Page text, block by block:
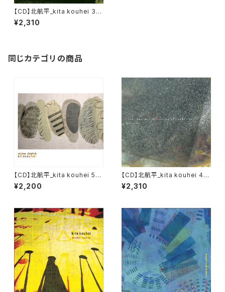
【CD】北航平_kita kouhei 3rd
Album『Imbalance Order A
nd World』
¥2,310
同じカテゴリの商品
【CD】北航平_kita kouhei 5th
Album『Mime Sketch』
¥2,200
【CD】北航平_kita kouhei 4th
Album『Head Towards The
Horizon Of Sandy Sea』
¥2,310